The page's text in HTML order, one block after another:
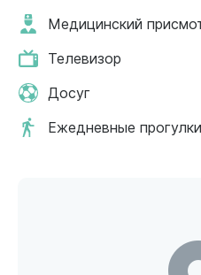
Медицинский
Телевизор
Досуг
Ежедневные прогулки